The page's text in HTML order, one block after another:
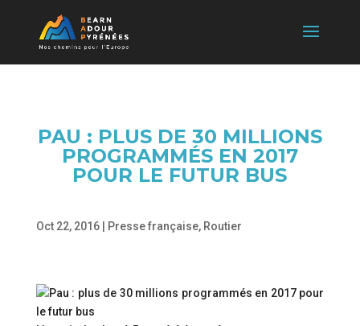
PAU : PLUS DE 30 MILLIONS
PROGRAMMÉS EN 2017
POUR LE FUTUR BUS
Oct 22, 2016| Presse française, Routier